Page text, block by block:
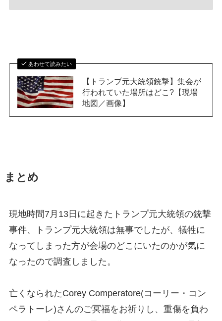
あわせて読みたい
【トランプ元大統領銃撃】集会が
行われていた場所はどこ?【現場
地図／画像】
まとめ
現地時間7月13日に起きたトランプ元大統領の銃撃
事件、トランプ元大統領は無事でしたが、犠牲に
なってしまった方が会場のどこにいたのかが気に
なったので調査しました。
亡くなられたCorey Comperatore(コーリー・コン
ペラトーレ)さんのご冥福をお祈りし、重傷を負わ